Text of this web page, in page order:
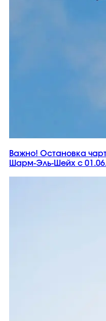
Важно! Остановка
Шарм-Эль-Шейх с